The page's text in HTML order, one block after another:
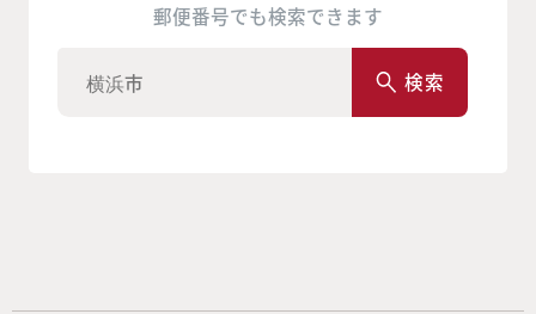
郵便番号でも検索できます
検索